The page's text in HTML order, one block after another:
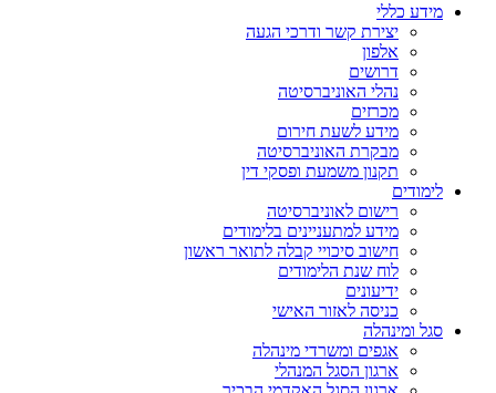
מידע כללי
יצירת קשר ודרכי הגעה
אלפון
דרושים
נהלי האוניברסיטה
מכרזים
מידע לשעת חירום
מבקרת האוניברסיטה
תקנון משמעת ופסקי דין
לימודים
רישום לאוניברסיטה
מידע למתעניינים בלימודים
חישוב סיכויי קבלה לתואר ראשון
לוח שנת הלימודים
ידיעונים
כניסה לאזור האישי
סגל ומינהלה
אגפים ומשרדי מינהלה
ארגון הסגל המנהלי